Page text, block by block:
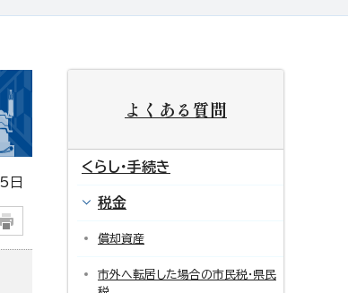
日
よくある質問
くらし・手続き
税金
償却資産
市外へ転居した場合の市民税・県民